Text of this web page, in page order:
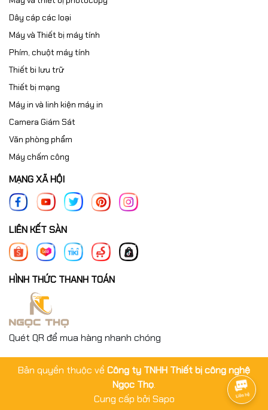
Dây cáp các loại
Máy và Thiết bị máy tính
Phím, chuột máy tính
Thiết bi lưu trữ
Thiết bị mạng
Máy in và linh kiện máy in
Camera Giám Sát
Văn phòng phẩm
Máy chấm công
MẠNG XÃ HỘI
LIÊN KẾT SÀN
HÌNH THỨC THANH TOÁN
Quét QR để mua hàng nhanh chóng
Bản quyền thuộc về Công ty TNHH Thiết bị công nghệ
Ngọc Thọ.
Cung cấp bởi Sapo